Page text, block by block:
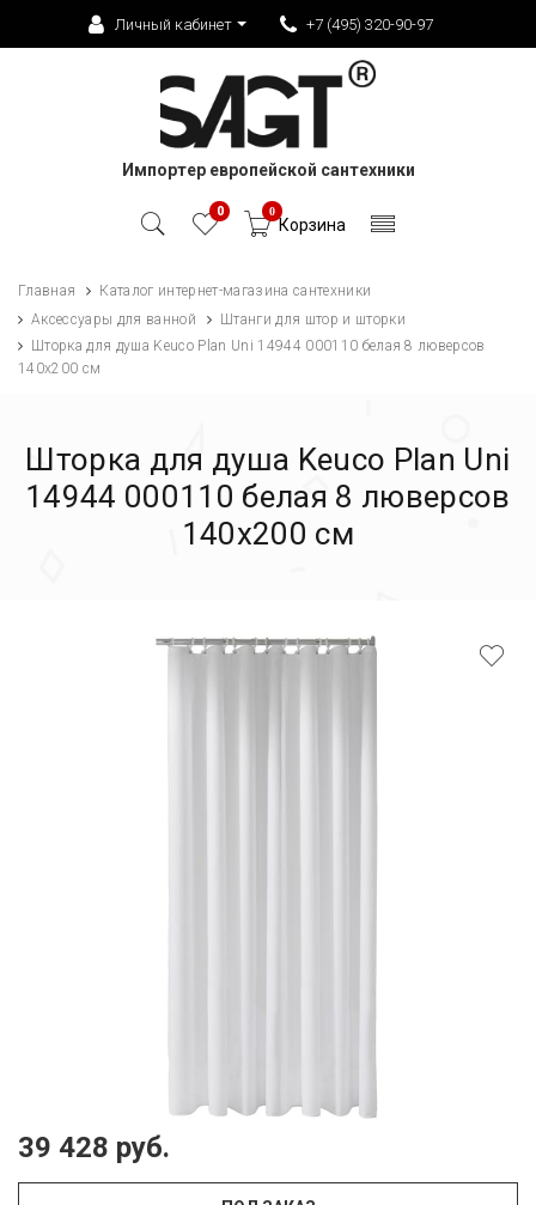
Личный кабинет +7 (495) 320-90-97
Импортер европейской сантехники
0 0
Корзина
Главная
Каталог интернет-магазина сантехники
Аксессуары для ванной
Штанги для штор и шторки
Шторка для душа Keuco Plan Uni 14944 000110 белая 8 люверсов
140х200 см
Шторка для душа Keuco Plan Uni
14944 000110 белая 8 люверсов
140х200 см
39 428 руб.